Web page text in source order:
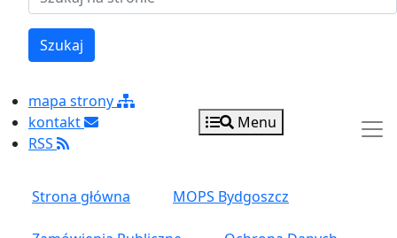
Szukaj
mapa strony
kontakt
RSS
Menu
Strona główna MOPS Bydgoszcz